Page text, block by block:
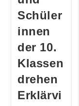
Schüler
innen
der 10.
Klassen
drehen
Erklärvi